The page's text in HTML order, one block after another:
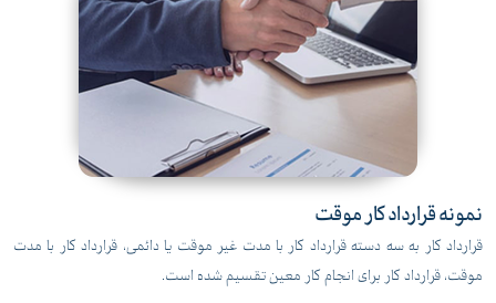
نمونه قرارداد کار موقت
قرارداد کار به سه دسته قرارداد کار با مدت غیر موقت یا دائمی، قرارداد کار با مدت
موقت، قرارداد کار برای انجام کار معین تقسیم شده است.